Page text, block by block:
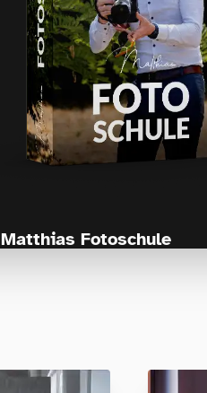
Matthias Fotoschule